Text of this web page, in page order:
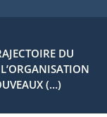
DU
(…)